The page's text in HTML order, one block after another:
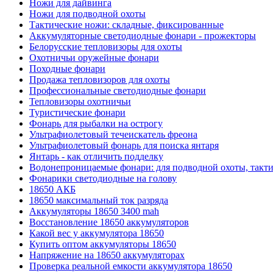
Ножи для дайвинга
Ножи для подводной охоты
Тактические ножи: складные, фиксированные
Аккумуляторные светодиодные фонари - прожекторы
Белорусские тепловизоры для охоты
Охотничьи оружейные фонари
Походные фонари
Продажа тепловизоров для охоты
Профессиональные светодиодные фонари
Тепловизоры охотничьи
Туристические фонари
Фонарь для рыбалки на острогу
Ультрафиолетовый течеискатель фреона
Ультрафиолетовый фонарь для поиска янтаря
Янтарь - как отличить подделку
Водонепроницаемые фонари: для подводной охоты,
Фонарики светодиодные на голову
18650 АКБ
18650 максимальный ток разряда
Аккумуляторы 18650 3400 mah
Восстановление 18650 аккумуляторов
Какой вес у аккумулятора 18650
Купить оптом аккумуляторы 18650
Напряжение на 18650 аккумуляторах
Проверка реальной емкости аккумулятора 18650